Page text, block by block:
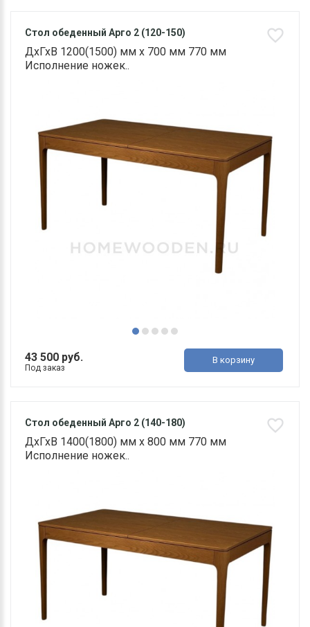
Стол обеденный Арго 2 (120-150)
ДхГхВ 1200(1500) мм х 700 мм 770 мм
Исполнение ножек..
43 500 руб.
Под заказ
В корзину
Стол обеденный Арго 2 (140-180)
ДхГхВ 1400(1800) мм х 800 мм 770 мм
Исполнение ножек..